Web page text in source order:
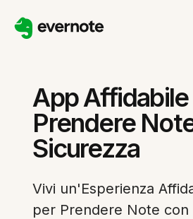
App
Prendere
Sicurezza
Vivi un'Esperienza
per Prendere Note con